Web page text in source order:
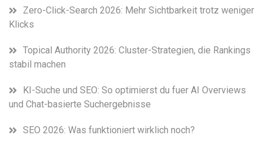
Zero-Click-Search 2026: Mehr Sichtbarkeit trotz weniger
Klicks
Topical Authority 2026: Cluster-Strategien, die Rankings
stabil machen
KI-Suche und SEO: So optimierst du fuer AI Overviews
und Chat-basierte Suchergebnisse
SEO 2026: Was funktioniert wirklich noch?